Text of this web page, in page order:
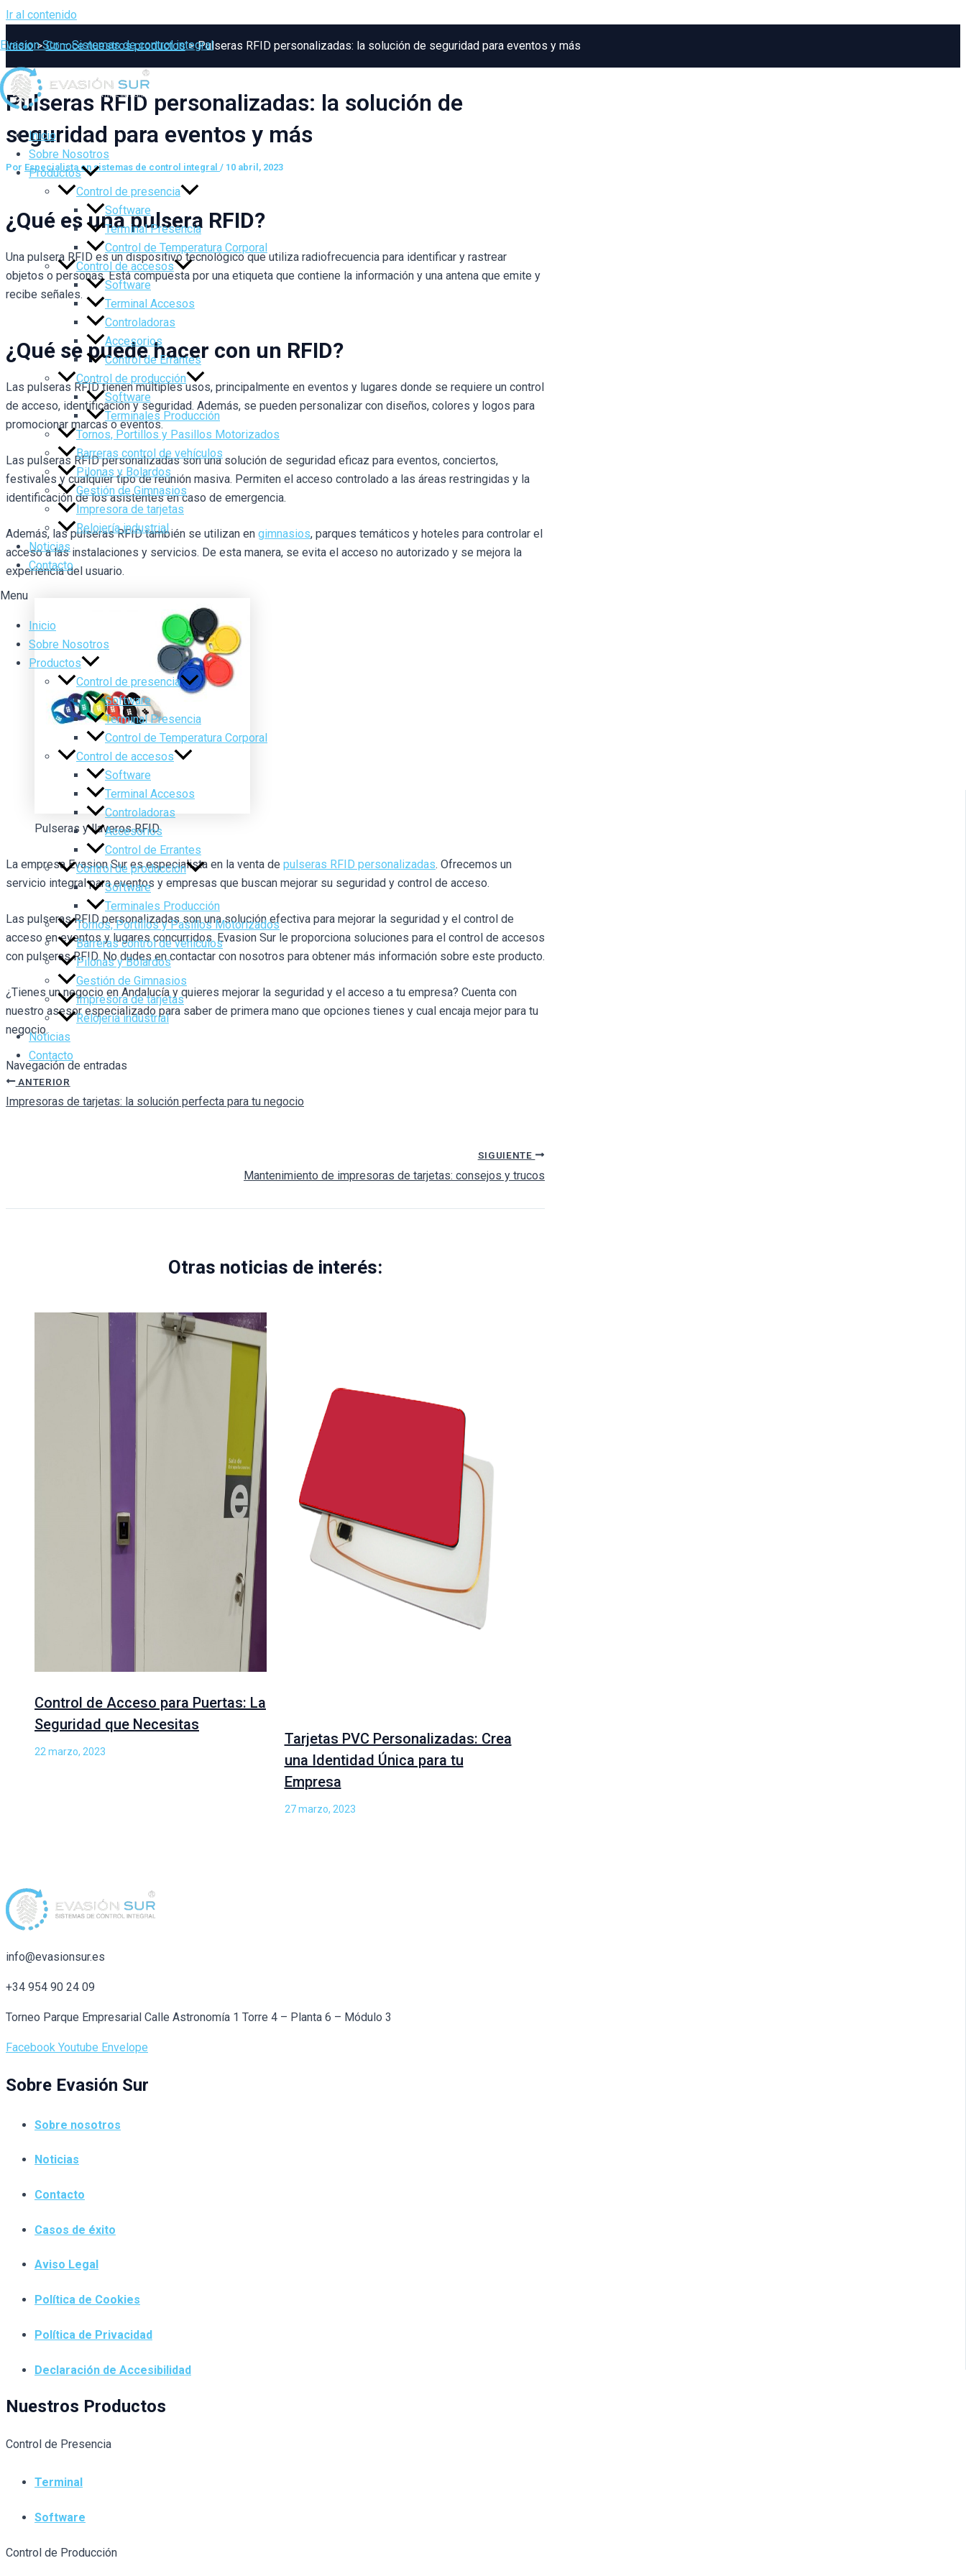
Ir al contenido
Evasion Sur – Sistemas de control integral
Inicio
Sobre Nosotros
Productos
Control de presencia
Software
Terminal Presencia
Control de Temperatura Corporal
Control de accesos
Software
Terminal Accesos
Controladoras
Accesorios
Control de Errantes
Control de producción
Software
Terminales Producción
Tornos, Portillos y Pasillos Motorizados
Barreras control de vehículos
Pilonas y Bolardos
Gestión de Gimnasios
Impresora de tarjetas
Relojería industrial
Noticias
Contacto
Menu
Inicio
Sobre Nosotros
Productos
Control de presencia
Software
Terminal Presencia
Control de Temperatura Corporal
Control de accesos
Software
Terminal Accesos
Controladoras
Accesorios
Control de Errantes
Control de producción
Software
Terminales Producción
Tornos, Portillos y Pasillos Motorizados
Barreras control de vehículos
Pilonas y Bolardos
Gestión de Gimnasios
Impresora de tarjetas
Relojería industrial
Noticias
Contacto
Inicio Conoce nuestros productos Pulseras RFID personalizadas: la solución de seguridad para eventos y más
Pulseras RFID personalizadas: la solución de
seguridad para eventos y más
Por Especialista en sistemas de control integral / 10 abril, 2023
¿Qué es una pulsera RFID?
Una pulsera RFID es un dispositivo tecnológico que utiliza radiofrecuencia para identificar y rastrear
objetos o personas. Está compuesta por una etiqueta que contiene la información y una antena que emite y
recibe señales.
¿Qué se puede hacer con un RFID?
Las pulseras RFID tienen múltiples usos, principalmente en eventos y lugares donde se requiere un control
de acceso, identificación y seguridad. Además, se pueden personalizar con diseños, colores y logos para
promocionar marcas o eventos.
Las pulseras RFID personalizadas son una solución de seguridad eficaz para eventos, conciertos,
festivales y cualquier tipo de reunión masiva. Permiten el acceso controlado a las áreas restringidas y la
identificación de los asistentes en caso de emergencia.
Además, las pulseras RFID también se utilizan en gimnasios, parques temáticos y hoteles para controlar el
acceso a las instalaciones y servicios. De esta manera, se evita el acceso no autorizado y se mejora la
experiencia del usuario.
Pulseras y llaveros RFID
La empresa Evasion Sur es especialista en la venta de pulseras RFID personalizadas. Ofrecemos un
servicio integral para eventos y empresas que buscan mejorar su seguridad y control de acceso.
Las pulseras RFID personalizadas son una solución efectiva para mejorar la seguridad y el control de
acceso en eventos y lugares concurridos. Evasion Sur le proporciona soluciones para el control de accesos
con pulseras RFID. No dudes en contactar con nosotros para obtener más información sobre este producto.
¿Tienes un negocio en Andalucía y quieres mejorar la seguridad y el acceso a tu empresa? Cuenta con
nuestro asesor especializado para saber de primera mano que opciones tienes y cual encaja mejor para tu
negocio.
Navegación de entradas
ANTERIOR
Impresoras de tarjetas: la solución perfecta para tu negocio
SIGUIENTE
Mantenimiento de impresoras de tarjetas: consejos y trucos
Otras noticias de interés:
Control de Acceso para Puertas: La
Seguridad que Necesitas
22 marzo, 2023
Tarjetas PVC Personalizadas: Crea
una Identidad Única para tu
Empresa
27 marzo, 2023
info@evasionsur.es
+34 954 90 24 09
Torneo Parque Empresarial Calle Astronomía 1 Torre 4 – Planta 6 – Módulo 3
Facebook Youtube Envelope
Sobre Evasión Sur
Sobre nosotros
Noticias
Contacto
Casos de éxito
Aviso Legal
Política de Cookies
Política de Privacidad
Declaración de Accesibilidad
Nuestros Productos
Control de Presencia
Terminal
Software
Control de Producción